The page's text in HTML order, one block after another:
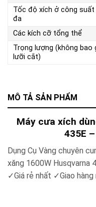
MÔ TẢ SẢN PHẨM
Máy cưa xích
435E
Dụng Cụ Vàng chuyên
xăng 1600W Husqvarna
✓Giá rẻ nhất ✓Giao
Tốc độ xích ở công
đa
Các kích cỡ tổng thể
Trọng lượng (không bao
lưỡi cắt)